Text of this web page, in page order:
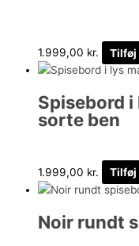
1.999,00 kr. Tilføj
Spisebord
sorte ben
1.999,00 kr. Tilføj
Noir rundt